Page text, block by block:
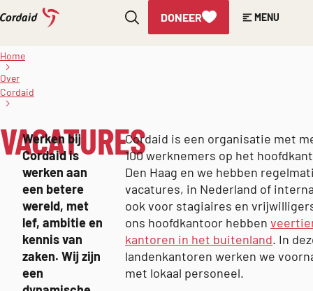
Direct
de
inhoud
DONEER MENU
Home
Over
Cordaid
Vacatures
VACATURES
Werken bij
Cordaid is
werken aan
een betere
wereld, met
lef, ambitie en
kennis van
zaken. Wij zijn
een
Cordaid is een organisatie met
100 werknemers op het
Den Haag en we hebben
vacatures, in Nederland of
ook voor stagiaires en
ons hoofdkantoor hebben
kantoren in het buitenland. In
landenkantoren werken we
met lokaal personeel.